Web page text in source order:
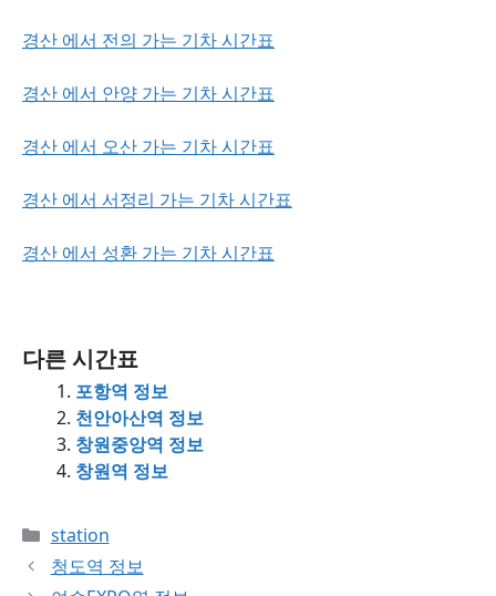
경산 에서 전의 가는 기차 시간표
경산 에서 안양 가는 기차 시간표
경산 에서 오산 가는 기차 시간표
경산 에서 서정리 가는 기차 시간표
경산 에서 성환 가는 기차 시간표
다른 시간표
포항역 정보
천안아산역 정보
창원중앙역 정보
창원역 정보
Categories
station
청도역 정보